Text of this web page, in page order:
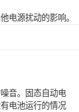
电源扰动的影响。
音。固态自动电
电池运行的情况